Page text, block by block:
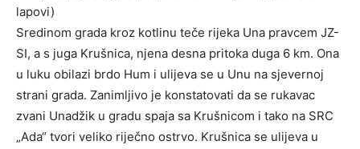
lapovi)
Sredinom grada kroz kotlinu teče rijeka Una pravcem JZ-
SI, a s juga Krušnica, njena desna pritoka duga 6 km. Ona
u luku obilazi brdo Hum i ulijeva se u Unu na sjevernoj
strani grada. Zanimljivo je konstatovati da se rukavac
zvani Unadžik u gradu spaja sa Krušnicom i tako na SRC
„Ada“ tvori veliko riječno ostrvo. Krušnica se ulijeva u